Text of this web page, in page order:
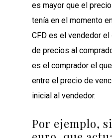
es mayor que el
tenía en el momento
CFD es el vendedor
de precios al
es el comprador el
entre el precio de
inicial al vendedor.
Por ejemplo,